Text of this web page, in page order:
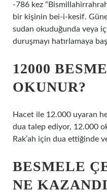
-786 kez
bir kişinin bei-i-kesif.
sudan okuduğunda veya
duruşmayı hatırlamaya
12000
OKUNUR?
Hacet ile 12.000 uyaran
dua talep ediyor, 12.000
Rak’ah için dua ettiğinde
BESMELE
NE